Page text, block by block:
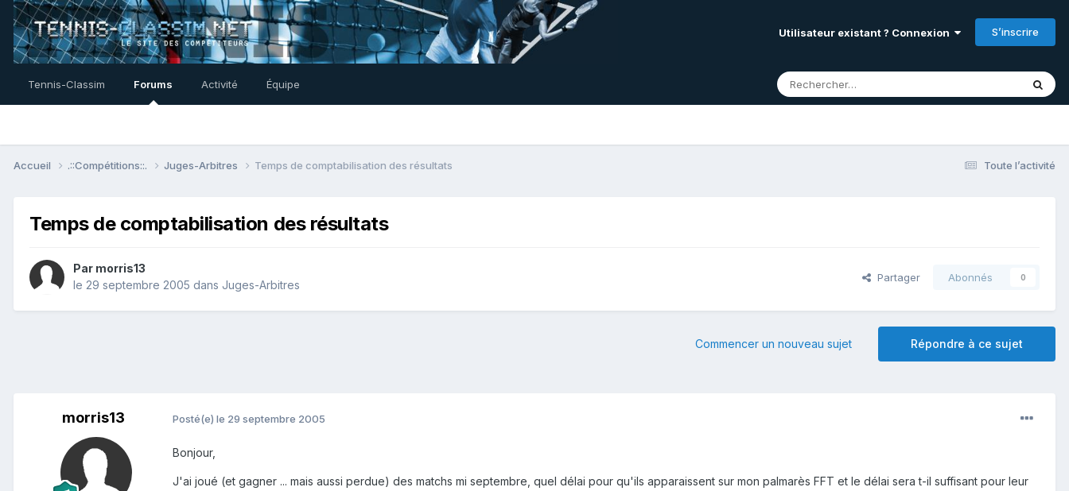
Utilisateur existant ? Connexion S’inscrire
Tennis-Classim Forums Activité Équipe
Toute l’activité
Accueil .::Compétitions::. Juges-Arbitres Temps de comptabilisation des résultats
Temps de comptabilisation des résultats
Par morris13
le 29 septembre 2005 dans Juges-Arbitres
Partager Abonnés 0
Répondre à ce sujet
Commencer un nouveau sujet
morris13 Posté(e) le 29 septembre 2005
Bonjour,
J'ai joué (et gagner ... mais aussi perdue) des matchs mi septembre, quel délai pour qu'ils apparaissent sur mon palmarès FFT et le délai sera t-il suffisant pour leur